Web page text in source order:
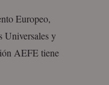
Europeo,
Universales y
AEFE tiene